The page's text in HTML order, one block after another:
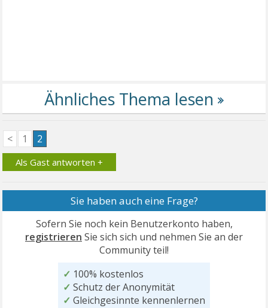
< 1 2
Als Gast antworten +
Sie haben auch eine Frage?
Sofern Sie noch kein Benutzerkonto haben,
registrieren Sie sich sich und nehmen Sie an der
Community teil!
✓ 100% kostenlos
✓ Schutz der Anonymität
✓ Gleichgesinnte kennenlernen